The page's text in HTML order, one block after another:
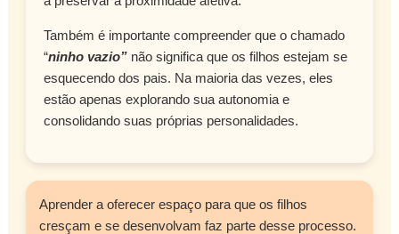
Também é importante compreender que o chamado
“ninho vazio”não significa que os filhos estejam se
esquecendo dos pais. Na maioria das vezes, eles
estão apenas explorando sua autonomia e
consolidando suas próprias personalidades.
Aprender a oferecer espaço para que os filhos
cresçam e se desenvolvam faz parte desse processo.